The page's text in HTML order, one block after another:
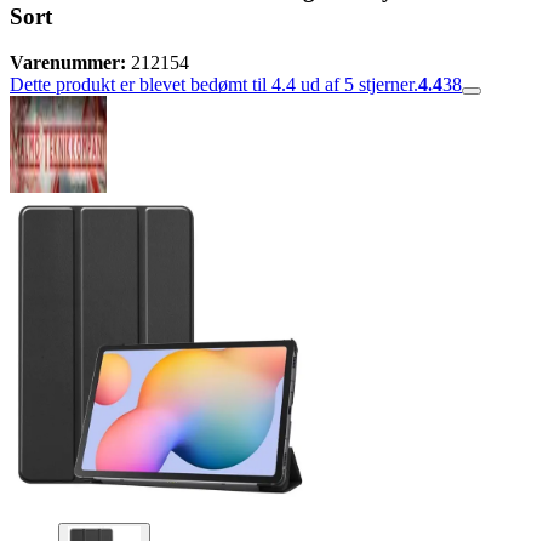
Sort
Varenummer: 212154
Dette produkt er blevet bedømt til 4.4 ud af 5 stjerner.4.438